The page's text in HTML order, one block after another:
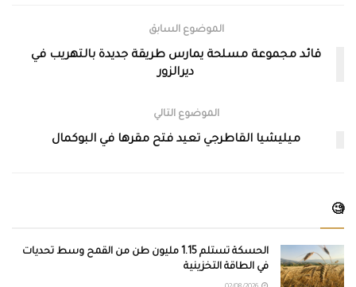
الموضوع السابق
قائد مجموعة مسلحة يمارس طريقة جديدة بالتهريب في
ديرالزور
الموضوع التالي
ميليشيا القاطرجي تعيد فتح مقرها في البوكمال
🧐
الحسكة تستلم 1.15 مليون طن من القمح وسط تحديات
في الطاقة التخزينية